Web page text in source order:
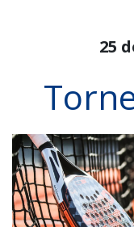
25